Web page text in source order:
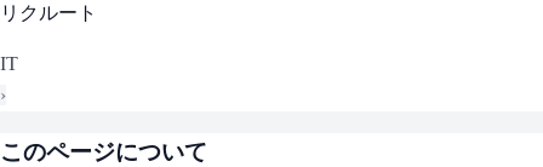
リクルート
IT
›
このページについて